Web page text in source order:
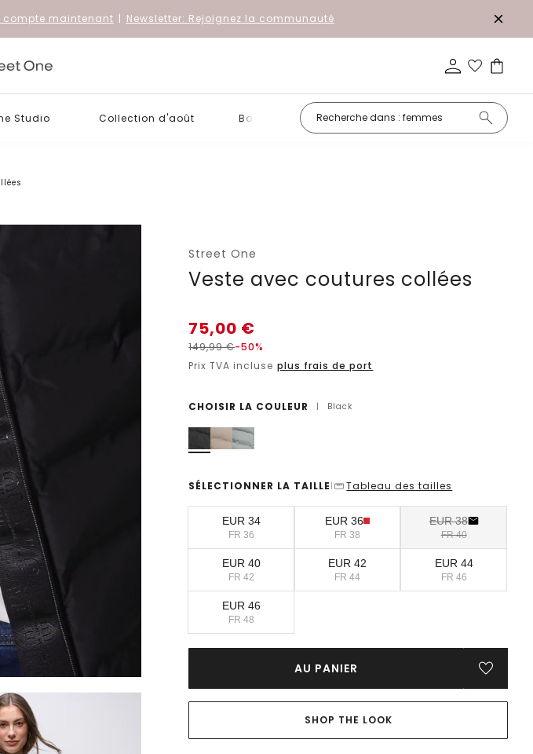
compte maintenant | Newsletter: Rejoignez la communauté
Studio Collection d'août Basiques Petits prix
Street One
Veste avec coutures collées
75,00 €
149,99€-50%
Prix TVA incluse plus frais de port
CHOISIR LA COULEUR | Black
SÉLECTIONNER LA TAILLE | Tableau des tailles
EUR 34
FR 36
EUR 36
FR 38
EUR 38
FR 40
EUR 40
FR 42
EUR 42
FR 44
EUR 44
FR 46
EUR 46
FR 48
AU PANIER
SHOP THE LOOK